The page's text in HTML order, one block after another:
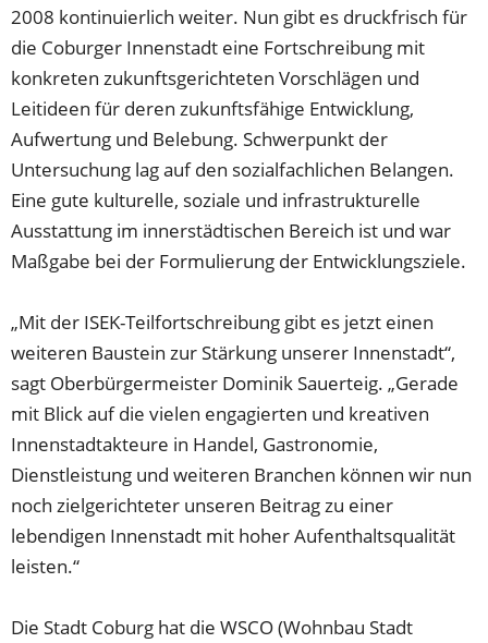
2008 kontinuierlich weiter. Nun gibt es druckfrisch für
die Coburger Innenstadt eine Fortschreibung mit
konkreten zukunftsgerichteten Vorschlägen und
Leitideen für deren zukunftsfähige Entwicklung,
Aufwertung und Belebung. Schwerpunkt der
Untersuchung lag auf den sozialfachlichen Belangen.
Eine gute kulturelle, soziale und infrastrukturelle
Ausstattung im innerstädtischen Bereich ist und war
Maßgabe bei der Formulierung der Entwicklungsziele.
„Mit der ISEK-Teilfortschreibung gibt es jetzt einen
weiteren Baustein zur Stärkung unserer Innenstadt“,
sagt Oberbürgermeister Dominik Sauerteig. „Gerade
mit Blick auf die vielen engagierten und kreativen
Innenstadtakteure in Handel, Gastronomie,
Dienstleistung und weiteren Branchen können wir nun
noch zielgerichteter unseren Beitrag zu einer
lebendigen Innenstadt mit hoher Aufenthaltsqualität
leisten.“
Die Stadt Coburg hat die WSCO (Wohnbau Stadt